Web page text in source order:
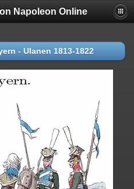
Napoleon Online
- Ulanen 1813-1822